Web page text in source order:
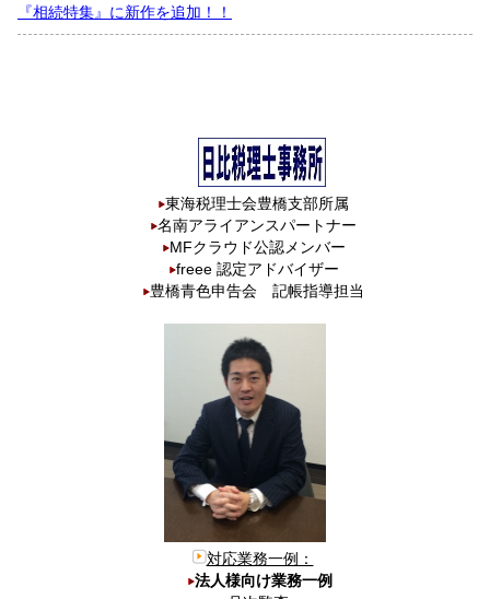
『相続特集』に新作を追加！！
東海税理士会豊橋支部所属
名南アライアンスパートナー
MFクラウド公認メンバー
freee 認定アドバイザー
豊橋青色申告会 記帳指導担当
対応業務一例：
法人様向け業務一例